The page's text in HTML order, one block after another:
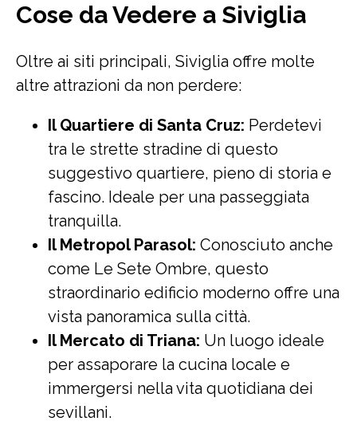
Cose da Vedere a Siviglia
Oltre ai siti principali, Siviglia offre molte
altre attrazioni da non perdere:
Il Quartiere di Santa Cruz: Perdetevi
tra le strette stradine di questo
suggestivo quartiere, pieno di storia e
fascino. Ideale per una passeggiata
tranquilla.
Il Metropol Parasol: Conosciuto anche
come Le Sete Ombre, questo
straordinario edificio moderno offre una
vista panoramica sulla città.
Il Mercato di Triana: Un luogo ideale
per assaporare la cucina locale e
immergersi nella vita quotidiana dei
sevillani.